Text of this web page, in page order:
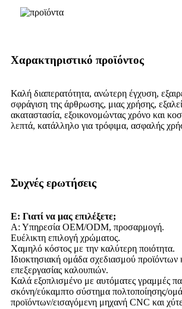
Χαρακτηριστικό προϊόντος
Καλή διαπερατότητα, ανώτερη έγχυση,
σφράγιση της άρθρωσης, μιας χρήσης,
ακαταστασία, εξοικονομώντας χρόνο και
λεπτά, κατάλληλο για τρόφιμα, ασφαλής
Συχνές ερωτήσεις
Ε: Γιατί να μας επιλέξετε;
Α: Υπηρεσία OEM/ODM, προσαρμογή.
Ευέλικτη επιλογή χρώματος.
Χαμηλό κόστος με την καλύτερη ποιότητα.
Ιδιοκτησιακή ομάδα σχεδιασμού προϊόντων
επεξεργασίας καλουπιών.
Καλά εξοπλισμένο με αυτόματες γραμμές
σκόνη/εύκαμπτο σύστημα πολτοποίησης/
προϊόντων/εισαγόμενη μηχανή CNC και